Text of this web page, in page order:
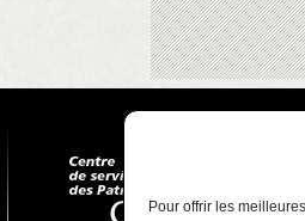
Pour offrir les